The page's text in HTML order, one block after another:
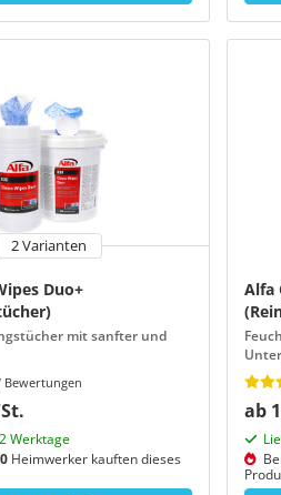
2 Varianten
Duo+
mit sanfter und
Bewertungen
Werktage
Heimwerker kauften dieses
Alfa
ab